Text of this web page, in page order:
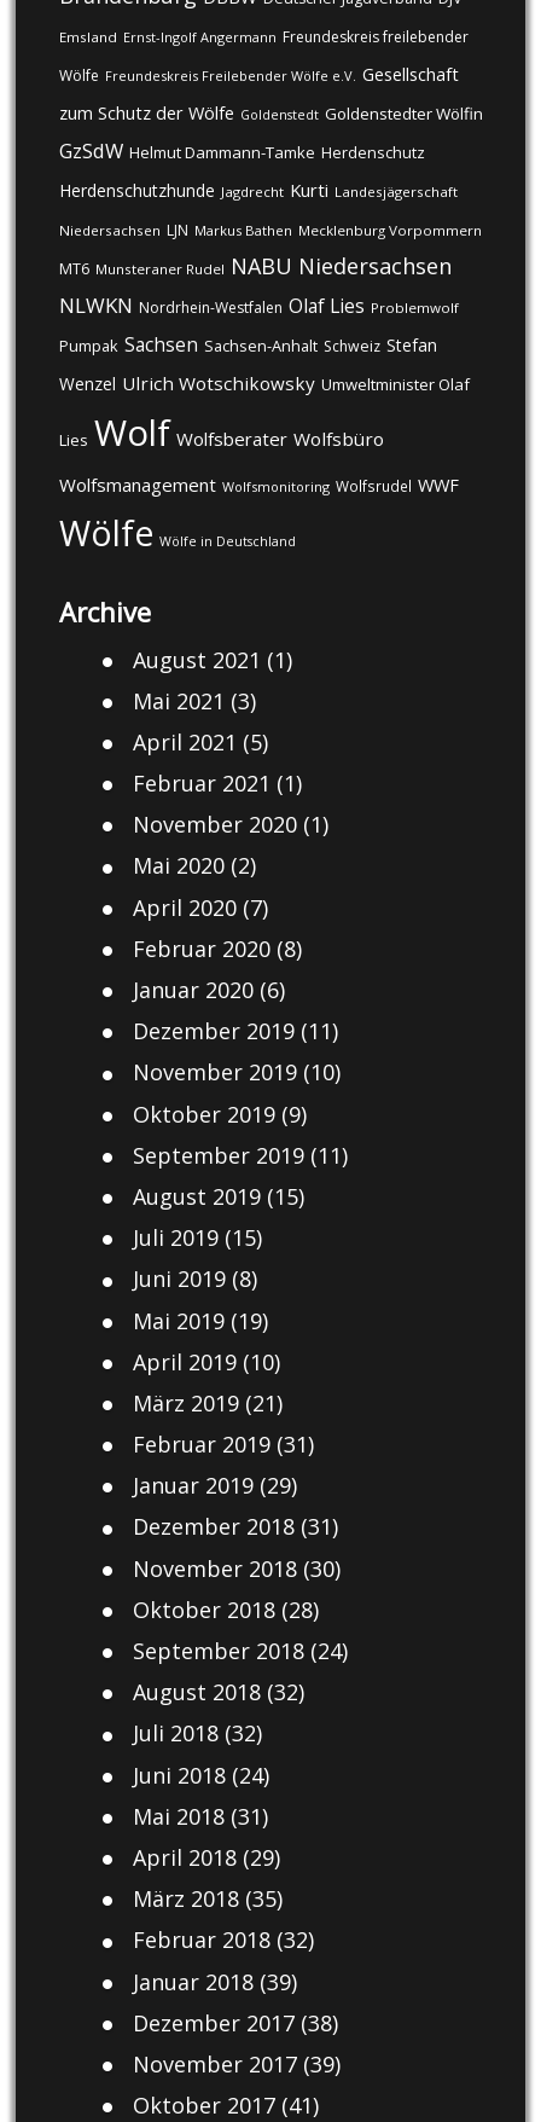
Emsland Ernst-Ingolf Angermann Freundeskreis freilebender
Wölfe Freundeskreis Freilebender Wölfe e.V. Gesellschaft
zum Schutz der Wölfe Goldenstedt Goldenstedter Wölfin
GzSdW Helmut Dammann-Tamke Herdenschutz
Herdenschutzhunde Jagdrecht Kurti Landesjägerschaft
Niedersachsen LJN Markus Bathen Mecklenburg Vorpommern
MT6 Munsteraner Rudel NABU Niedersachsen
NLWKN Nordrhein-Westfalen Olaf Lies Problemwolf
Pumpak Sachsen Sachsen-Anhalt Schweiz Stefan
Wenzel Ulrich Wotschikowsky Umweltminister Olaf
Lies Wolf Wolfsberater Wolfsbüro
Wolfsmanagement Wolfsmonitoring Wolfsrudel WWF
Wölfe Wölfe in Deutschland
Archive
August 2021 (1)
Mai 2021 (3)
April 2021 (5)
Februar 2021 (1)
November 2020(1)
Mai 2020(2)
April 2020(7)
Februar 2020(8)
Januar 2020(6)
Dezember 2019(11)
November 2019(10)
Oktober 2019(9)
September 2019(11)
August 2019(15)
Juli 2019(15)
Juni 2019(8)
Mai 2019(19)
April 2019(10)
März 2019(21)
Februar 2019(31)
Januar 2019(29)
Dezember 2018(31)
November 2018(30)
Oktober 2018(28)
September 2018(24)
August 2018(32)
Juli 2018(32)
Juni 2018(24)
Mai 2018(31)
April 2018(29)
März 2018(35)
Februar 2018(32)
Januar 2018(39)
Dezember 2017(38)
November 2017(39)
Oktober 2017(41)